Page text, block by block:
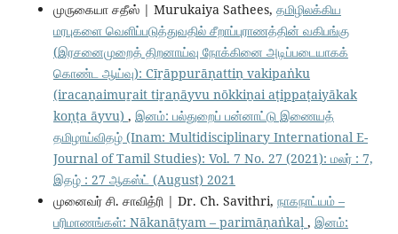
முருகையா சதீஸ் | Murukaiya Sathees, தமிழிலக்கிய
மரபுகளை வெளிப்படுத்துவதில் சீறாப்புராணத்தின் வகிபங்கு
(இரசனைமுறைத் திறனாய்வு நோக்கினை அடிப்படையாகக்
கொண்ட ஆய்வு): Cīṟāppurāṇattiṉ vakipaṅku
(iracaṉaimuṟait tiṟaṉāyvu nōkkiṉai aṭippaṭaiyākak
koṇṭa āyvu) , இனம்: பல்துறைப் பன்னாட்டு இணையத்
தமிழாய்விதழ் (Inam: Multidisciplinary International E-
Journal of Tamil Studies): Vol. 7 No. 27 (2021): மலர் : 7,
இதழ் : 27 ஆகஸ்ட் (August) 2021
முனைவர் சி. சாவித்ரி | Dr. Ch. Savithri, நாகநாட்யம் –
பரிமாணங்கள்: Nākanāṭyam – parimāṇaṅkaḷ , இனம்: